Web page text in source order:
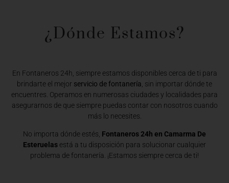
¿Dónde Estamos?​
En Fontaneros 24h, siempre estamos disponibles cerca de ti para
brindarte el mejor servicio de fontanería , sin importar dónde te
encuentres. Operamos en numerosas ciudades y localidades para
asegurarnos de que siempre puedas contar con nosotros cuando
más lo necesites.
No importa dónde estés, Fontaneros 24h en Camarma De
Esteruelas está a tu disposición para solucionar cualquier
problema de fontanería. ¡Estamos siempre cerca de ti!